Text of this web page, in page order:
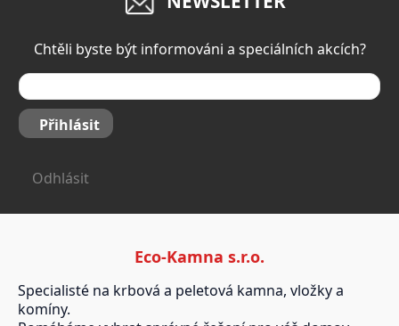
Chtěli byste být informováni a speciálních akcích?
Přihlásit
Odhlásit
Eco-Kamna s.r.o.
Specialisté na krbová a peletová kamna, vložky a
komíny.